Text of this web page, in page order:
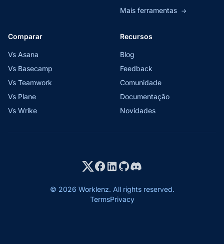
Mais ferramentas →
Comparar
Vs Asana
Vs Basecamp
Vs Teamwork
Vs Plane
Vs Wrike
Recursos
Blog
Feedback
Comunidade
Documentação
Novidades
© 2026 Worklenz. All rights reserved.
TermsPrivacy